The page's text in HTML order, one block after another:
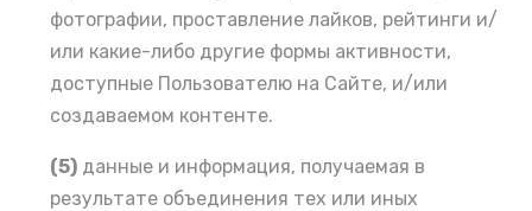
фотографии, проставление лайков, рейтинги и/
или какие-либо другие формы активности,
доступные Пользователю на Сайте, и/или
создаваемом контенте.
(5) данные и информация, получаемая в
результате объединения тех или иных